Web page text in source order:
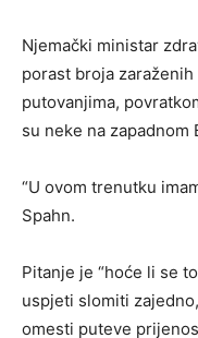
Njemački ministar
porast broja
putovanjima,
su neke na zapadnom
“U ovom trenutku
Spahn.
Pitanje je “hoće li se
uspjeti slomiti
omesti puteve